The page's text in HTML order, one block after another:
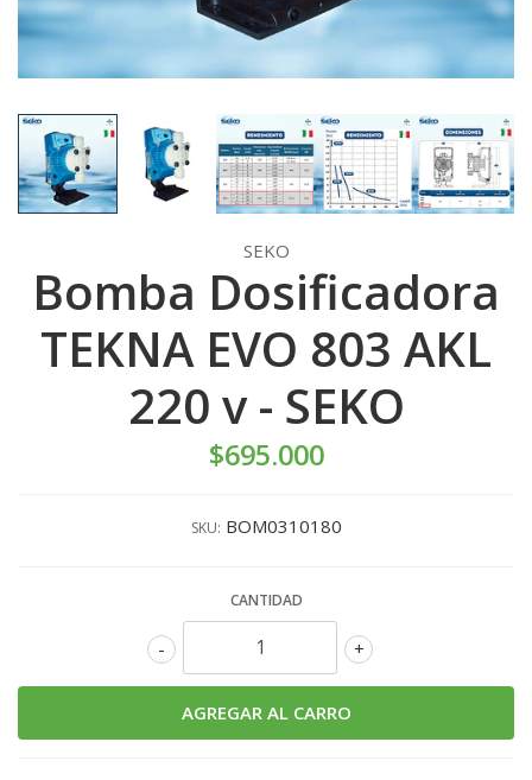
SEKO
Bomba Dosificadora
TEKNA EVO 803 AKL
220 v - SEKO
$695.000
SKU: BOM0310180
CANTIDAD
+
-